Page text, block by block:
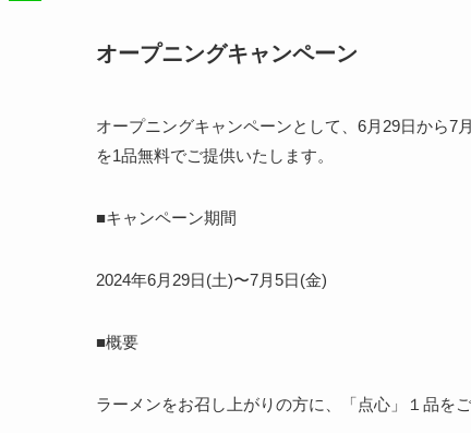
オープニングキャンペーン
オープニングキャンペーンとして、6月29日から7
を1品無料でご提供いたします。
■キャンペーン期間
2024年6月29日(土)〜7月5日(金)
■概要
ラーメンをお召し上がりの方に、「点心」１品を